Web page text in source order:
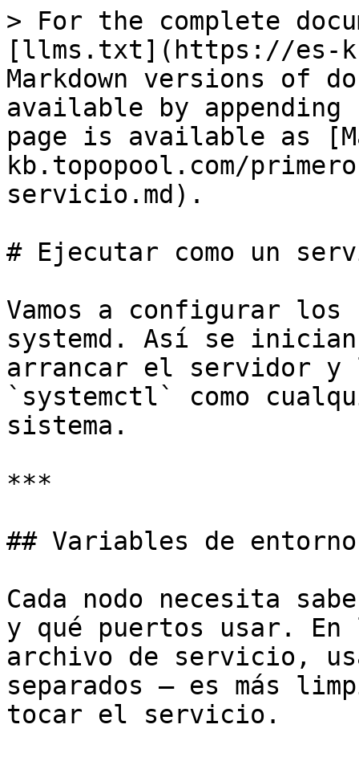
> For the complete
[llms.txt](https://es-
Markdown versions of
available by
page is available as
kb.topopool.com/
servicio.md).
# Ejecutar como un
Vamos a configurar los
systemd. Así se inician
arrancar el servidor y
`systemctl` como
sistema.
***
## Variables de entorno
Cada nodo necesita
y qué puertos usar.
archivo de servicio,
separados — es más
tocar el servicio.